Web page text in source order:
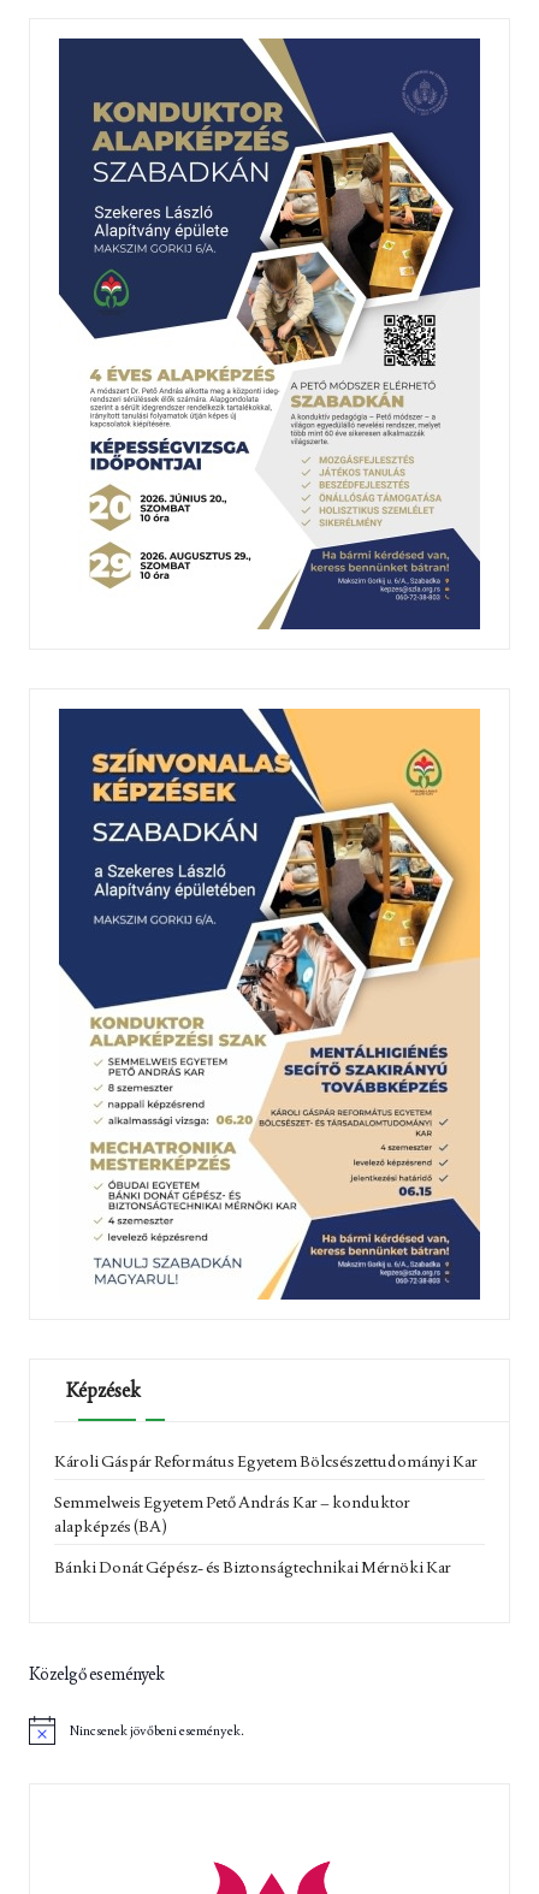
Képzések
Károli Gáspár Református Egyetem Bölcsészettudományi Kar
Semmelweis Egyetem Pető András Kar – konduktor
alapképzés (BA)
Bánki Donát Gépész- és Biztonságtechnikai Mérnöki Kar
Közelgő események
Nincsenek jövőbeni események.